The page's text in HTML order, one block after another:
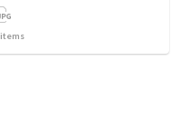
items